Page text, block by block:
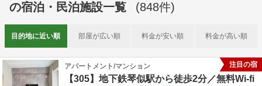
の宿泊・民泊施設一覧 (848件)
目的地に近い順 部屋が広い順 料金が安い順 料金が高い順
アパートメント/マンション
【305】地下鉄琴似駅から徒歩2分／無料Wi-fi
注目の宿